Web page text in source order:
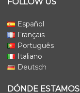
Español
Français
Português
Italiano
Deutsch
DÓNDE ESTAMOS